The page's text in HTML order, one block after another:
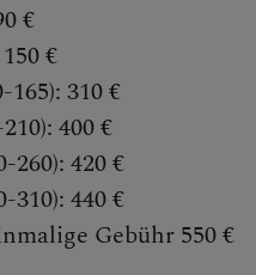
€
€
310 €
400 €
260): 420 €
310): 440 €
Gebühr 550 €